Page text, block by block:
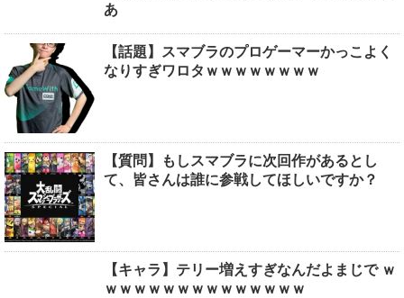
あ
【話題】スマブラのプロゲーマーかっこよく
なりすぎワロタｗｗｗｗｗｗｗｗ
【質問】もしスマブラに次回作があるとし
て、皆さんは誰に参戦してほしいですか？
【キャラ】テリー増えすぎなんだよまじで ｗ
ｗｗｗｗｗｗｗｗｗｗｗｗｗｗ